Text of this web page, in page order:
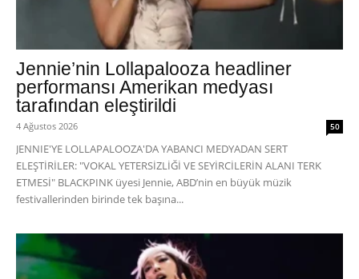
Jennie’nin Lollapalooza headliner
performansı Amerikan medyası
tarafından eleştirildi
4 Ağustos 2026 50
JENNIE'YE LOLLAPALOOZA'DA YABANCI MEDYADAN SERT
ELEŞTİRİLER: "VOKAL YETERSİZLİĞİ VE SEYİRCİLERİN ALANI TERK
ETMESİ" BLACKPINK üyesi Jennie, ABD’nin en büyük müzik
festivallerinden birinde tek başına...